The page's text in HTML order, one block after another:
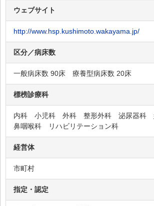
ウェブサイト
http://www.hsp.kushimoto.wakayama.jp/
区分／病床数
一般病床数 90床 療養型病床数 20床
標榜診療科
内科 小児科 外科 整形外科 泌尿器科
鼻咽喉科 リハビリテーション科
経営体
市町村
指定・認定